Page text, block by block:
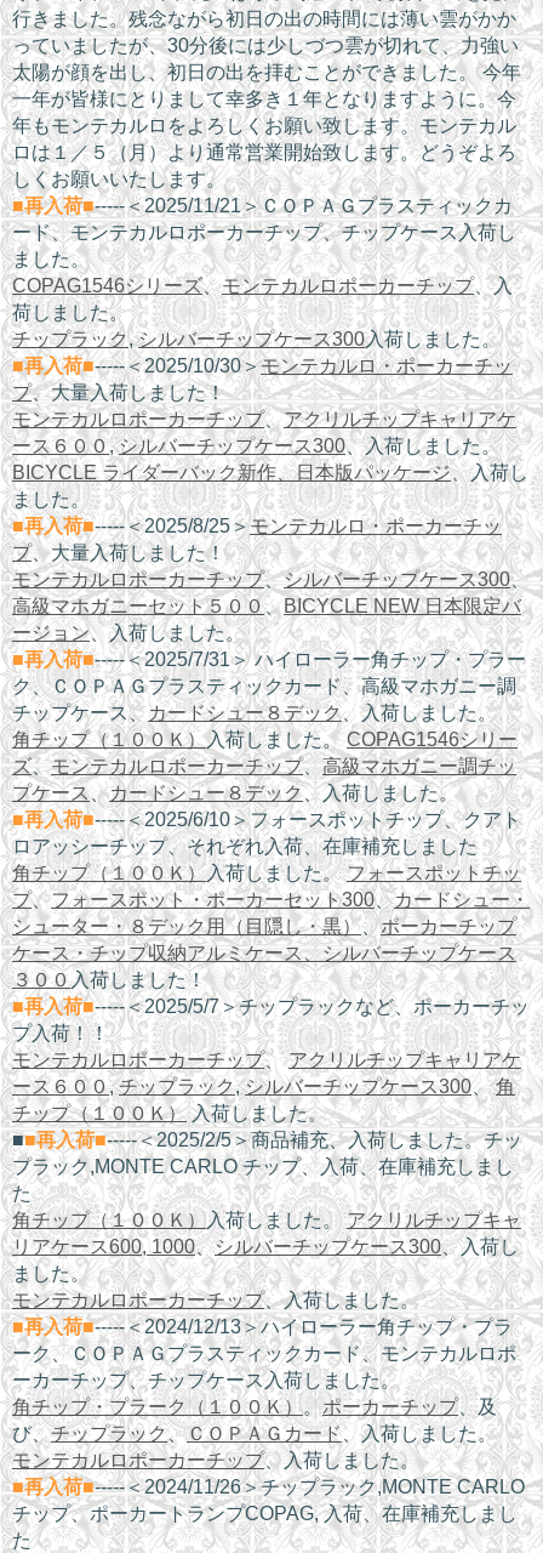
行きました。残念ながら初日の出の時間には薄い雲がかか
っていましたが、30分後には少しづつ雲が切れて、力強い
太陽が顔を出し、初日の出を拝むことができました。 今年
一年が皆様にとりまして幸多き１年となりますように。今
年もモンテカルロをよろしくお願い致します。モンテカル
ロは１／５（月）より通常営業開始致します。どうぞよろ
しくお願いいたします。
■再入荷■-----＜2025/11/21＞ＣＯＰＡＧプラスティックカ
ード、モンテカルロポーカーチップ、チップケース入荷し
ました。
COPAG1546シリーズ、モンテカルロポーカーチップ、入
荷しました。
チップラック,シルバーチップケース300入荷しました。
■再入荷■-----＜2025/10/30＞モンテカルロ・ポーカーチッ
プ、大量入荷しました！
モンテカルロポーカーチップ、アクリルチップキャリアケ
ース６００ ,シルバーチップケース300、入荷しました。
BICYCLE ライダーバック新作、日本版パッケージ、入荷し
ました。
■再入荷■-----＜2025/8/25＞モンテカルロ・ポーカーチッ
プ、大量入荷しました！
モンテカルロポーカーチップ、シルバーチップケース300、
高級マホガニーセット５００、 BICYCLE NEW 日本限定バ
ージョン、入荷しました。
■再入荷■-----＜2025/7/31＞ ハイローラー角チップ・プラー
ク、ＣＯＰＡＧプラスティックカード、高級マホガニー調
チップケース、 カードシュー８デック、入荷しました。
角チップ（１００Ｋ）入荷しました。 COPAG1546シリー
ズ、モンテカルロポーカーチップ、高級マホガニー調チッ
プケース 、カードシュー８デック、入荷しました。
■再入荷■-----＜2025/6/10＞フォースポットチップ、クアト
ロアッシーチップ、それぞれ入荷、在庫補充しました
角チップ（１００Ｋ）入荷しました。フォースポットチッ
プ、フォースポット・ポーカーセット300、カードシュー・
シューター・８デック用（目隠し・黒）、ポーカーチップ
ケース・チップ収納アルミケース、シルバーチップケース
３００入荷しました！
■再入荷■-----＜2025/5/7＞チップラックなど、ポーカーチッ
プ入荷！！
モンテカルロポーカーチップ、アクリルチップキャリアケ
ース６００,チップラック,シルバーチップケース300、角
チップ（１００Ｋ）入荷しました。
■■再入荷■-----＜2025/2/5＞商品補充、入荷しました。チッ
プラック,MONTE CARLO チップ、入荷、在庫補充しまし
た
角チップ（１００Ｋ） 入荷しました。アクリルチップキャ
リアケース600, 1000、シルバーチップケース300、入荷し
ました。
モンテカルロポーカーチップ、入荷しました。
■再入荷■-----＜2024/12/13＞ハイローラー角チップ・プラ
ーク、ＣＯＰＡＧプラスティックカード、モンテカルロポ
ーカーチップ、チップケース入荷しました。
角チップ・プラーク（１００Ｋ）。 ポーカーチップ、及
び、チップラック、ＣＯＰＡＧカード 、入荷しました。
モンテカルロポーカーチップ、入荷しました。
■再入荷■-----＜2024/11/26＞チップラック,MONTE CARLO
チップ、ポーカートランプCOPAG, 入荷、在庫補充しまし
た